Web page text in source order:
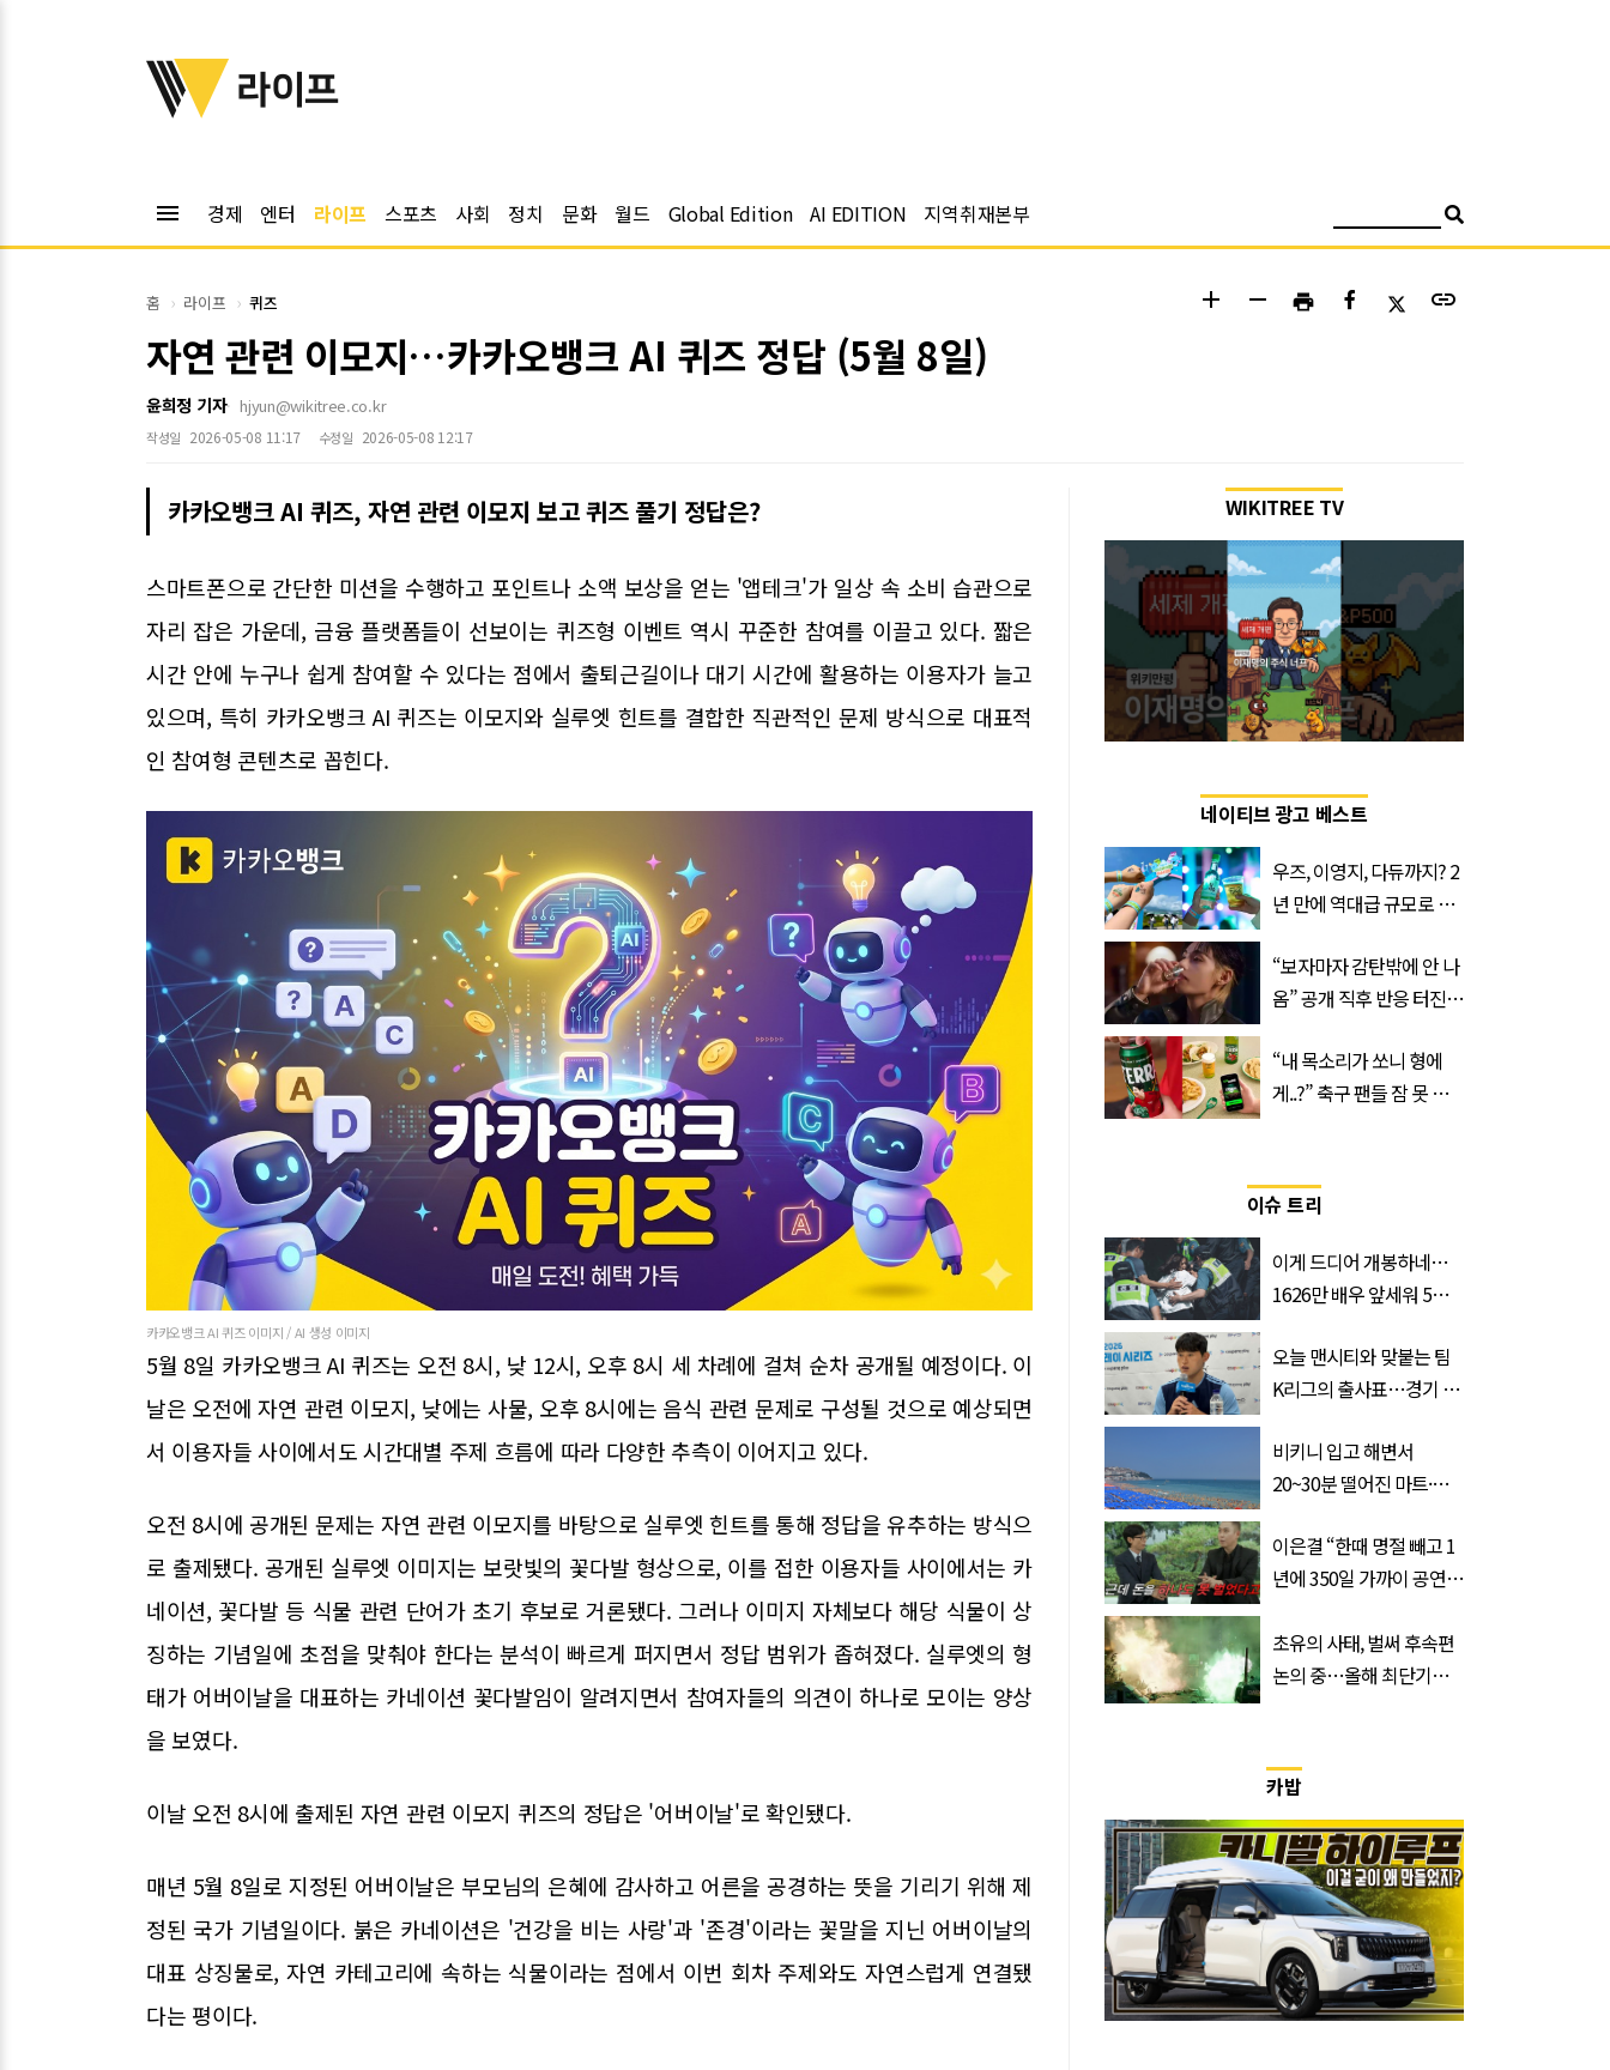
위키트리
라이프
menu 경제 엔터 라이프 스포츠 사회 정치 문화 월드 Global Edition AI EDITION 지역취재본부
홈 라이프 퀴즈 add remove print link
자연 관련 이모지…카카오뱅크 AI 퀴즈 정답 (5월 8일)
윤희정 기자 hjyun@wikitree.co.kr
작성일 2026-05-08 11:17 수정일 2026-05-08 12:17
카카오뱅크 AI 퀴즈, 자연 관련 이모지 보고 퀴즈 풀기 정답은?
스마트폰으로 간단한 미션을 수행하고 포인트나 소액 보상을 얻는 '앱테크'가 일상 속 소비 습관으로
자리 잡은 가운데, 금융 플랫폼들이 선보이는 퀴즈형 이벤트 역시 꾸준한 참여를 이끌고 있다. 짧은
시간 안에 누구나 쉽게 참여할 수 있다는 점에서 출퇴근길이나 대기 시간에 활용하는 이용자가 늘고
있으며, 특히 카카오뱅크 AI 퀴즈는 이모지와 실루엣 힌트를 결합한 직관적인 문제 방식으로 대표적
인 참여형 콘텐츠로 꼽힌다.
카카오뱅크 AI 퀴즈 이미지 / AI 생성 이미지
5월 8일 카카오뱅크 AI 퀴즈는 오전 8시, 낮 12시, 오후 8시 세 차례에 걸쳐 순차 공개될 예정이다. 이
날은 오전에 자연 관련 이모지, 낮에는 사물, 오후 8시에는 음식 관련 문제로 구성될 것으로 예상되면
서 이용자들 사이에서도 시간대별 주제 흐름에 따라 다양한 추측이 이어지고 있다.
오전 8시에 공개된 문제는 자연 관련 이모지를 바탕으로 실루엣 힌트를 통해 정답을 유추하는 방식으
로 출제됐다. 공개된 실루엣 이미지는 보랏빛의 꽃다발 형상으로, 이를 접한 이용자들 사이에서는 카
네이션, 꽃다발 등 식물 관련 단어가 초기 후보로 거론됐다. 그러나 이미지 자체보다 해당 식물이 상
징하는 기념일에 초점을 맞춰야 한다는 분석이 빠르게 퍼지면서 정답 범위가 좁혀졌다. 실루엣의 형
태가 어버이날을 대표하는 카네이션 꽃다발임이 알려지면서 참여자들의 의견이 하나로 모이는 양상
을 보였다.
이날 오전 8시에 출제된 자연 관련 이모지 퀴즈의 정답은 '어버이날'로 확인됐다.
매년 5월 8일로 지정된 어버이날은 부모님의 은혜에 감사하고 어른을 공경하는 뜻을 기리기 위해 제
정된 국가 기념일이다. 붉은 카네이션은 '건강을 비는 사랑'과 '존경'이라는 꽃말을 지닌 어버이날의
대표 상징물로, 자연 카테고리에 속하는 식물이라는 점에서 이번 회차 주제와도 자연스럽게 연결됐
다는 평이다.
WIKITREE TV
네이티브 광고 베스트
우즈, 이영지, 다듀까지? 2
년 만에 역대급 규모로 돌
벌’
“보자마자 감탄밖에 안 나
옴” 공개 직후 반응 터진
“내 목소리가 쏘니 형에
게..?” 축구 팬들 잠 못 들
이슈 트리
이게 드디어 개봉하네…
1626만 배우 앞세워 5년
오늘 맨시티와 맞붙는 팀
K리그의 출사표…경기 시
비키니 입고 해변서
20~30분 떨어진 마트·주
속출, 반응 폭발
이은결 “한때 명절 빼고 1
년에 350일 가까이 공연했
(이유)
초유의 사태, 벌써 후속편
논의 중…올해 최단기간
카밥